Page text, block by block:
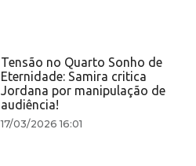
Tensão no Quarto Sonho de
Eternidade: Samira critica
Jordana por manipulação de
audiência!
17/03/2026 16:01